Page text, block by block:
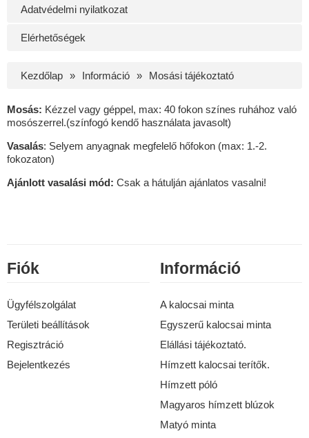
Adatvédelmi nyilatkozat
Elérhetőségek
Kezdőlap Információ Mosási tájékoztató
Mosás: Kézzel vagy géppel, max: 40 fokon színes ruhához való
mosószerrel.(színfogó kendő használata javasolt)
Vasalás: Selyem anyagnak megfelelő hőfokon (max: 1.-2.
fokozaton)
Ajánlott vasalási mód: Csak a hátulján ajánlatos vasalni!
Fiók
Ügyfélszolgálat
Területi beállítások
Regisztráció
Bejelentkezés
Információ
A kalocsai minta
Egyszerű kalocsai minta
Elállási tájékoztató.
Hímzett kalocsai terítők.
Hímzett póló
Magyaros hímzett blúzok
Matyó minta